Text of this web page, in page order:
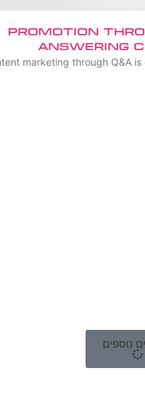
Promotion
Answering
marketing through Q&A
נוספים